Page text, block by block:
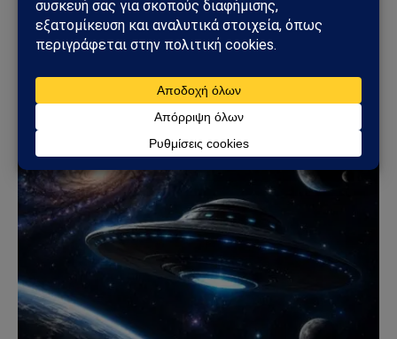
ασφάλεια, τα εθνικά ζητήματα και τις διεθνείς εξελίξεις
που επηρεάζουν την Ελλάδα και τον ευρύτερο ελληνισμό.